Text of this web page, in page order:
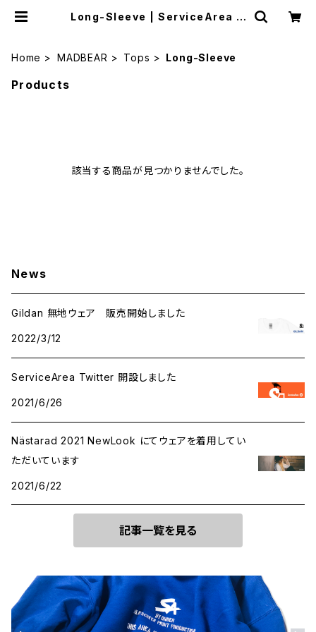
Long-Sleeve | ServiceArea O
Home MADBEAR Tops Long-Sleeve
Products
該当する商品が見つかりませんでした。
News
Gildan 無地ウェア 販売開始しました
2022/3/12
ServiceArea Twitter 開設しました
2021/6/26
Nästarad 2021 NewLook にてウェアを着用してい
ただいています
2021/6/22
記事一覧を見る